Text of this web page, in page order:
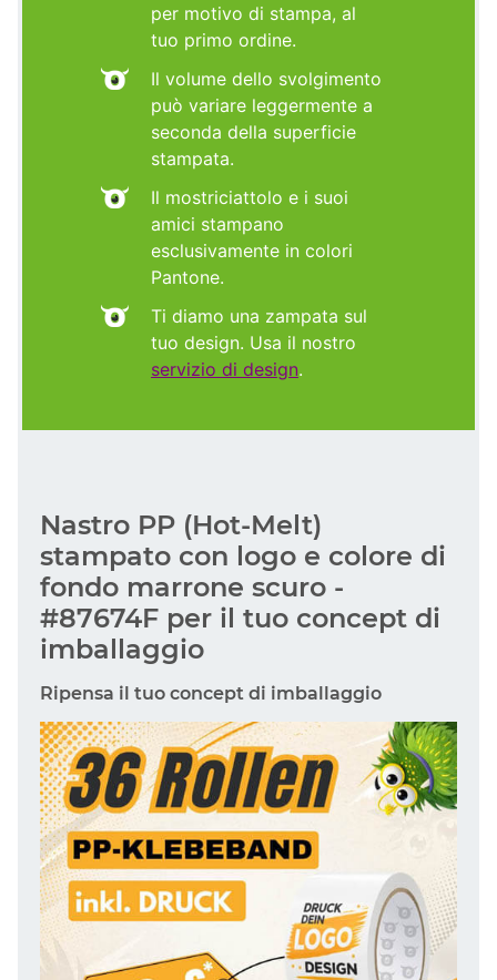
per motivo di stampa, al
tuo primo ordine.
Il volume dello svolgimento
può variare leggermente a
seconda della superficie
stampata.
Il mostriciattolo e i suoi
amici stampano
esclusivamente in colori
Pantone.
Ti diamo una zampata sul
tuo design. Usa il nostro
servizio di design.
Nastro PP (Hot-Melt)
stampato con logo e colore di
fondo marrone scuro -
#87674F per il tuo concept di
imballaggio
Ripensa il tuo concept di imballaggio